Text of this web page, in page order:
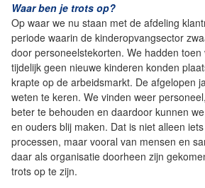
Waar ben je trots op?
Op waar we nu staan met de afdeling
periode waarin de kinderopvangsector
door personeelstekorten. We hadden
tijdelijk geen nieuwe kinderen konden
krapte op de arbeidsmarkt. De afgelopen
weten te keren. We vinden weer
beter te behouden en daardoor kunnen
en ouders blij maken. Dat is niet alleen
processen, maar vooral van mensen en
daar als organisatie doorheen zijn
trots op te zijn.